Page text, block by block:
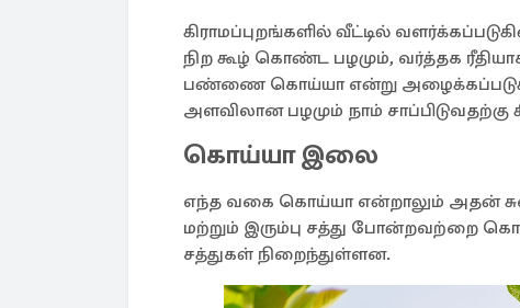
கிராமப்புறங்களில் வீட்டில்
நிற கூழ் கொண்ட பழமும், வர்த்தக
பண்ணை கொய்யா என்று
அளவிலான பழமும் நாம்
கொய்யா இலை
எந்த வகை கொய்யா என்றாலும் அதன்
மற்றும் இரும்பு சத்து
சத்துகள் நிறைந்துள்ளன.